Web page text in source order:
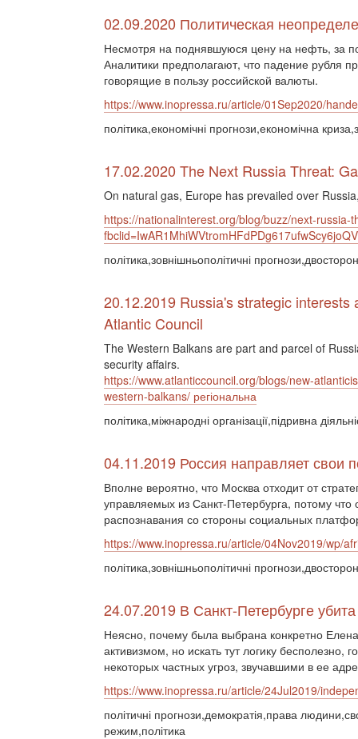
02.09.2020 Политическая
Несмотря на поднявшуюся цену на нефть, за
Аналитики предполагают, что падение рубля
говорящие в пользу российской валюты.
https://www.inopressa.ru/article/01Sep2020/
політика,економічні прогнози,економічна
17.02.2020 The Next Russia Threat:
On natural gas, Europe has prevailed over
https://nationalinterest.org/blog/buzz/next-russia-
політика,зовнішньополітичні
20.12.2019 Russia's strategic
Atlantic Council
The Western Balkans are part and parcel of
security affairs.
https://www.atlanticcouncil.org/blogs/new-
western-balkans/ регіональна
політика,міжнародні організації,підривна
04.11.2019 Россия направляет свои
Вполне вероятно, что Москва отходит от
управляемых из Санкт-Петербурга, потому
распознавания со стороны социальных
https://www.inopressa.ru/article/04Nov2019/wp/
політика,зовнішньополітичні
24.07.2019 В Санкт-Петербурге
Неясно, почему была выбрана конкретно
активизмом, но искать тут логику
некоторых частных угроз, звучавшими в ее
https://www.inopressa.ru/article/24Jul2019/
політичні прогнози,демократія,права
режим,політика